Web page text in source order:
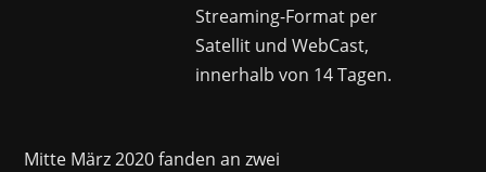
Streaming-Format per
Satellit und WebCast,
innerhalb von 14 Tagen.
Mitte März 2020 fanden an zwei